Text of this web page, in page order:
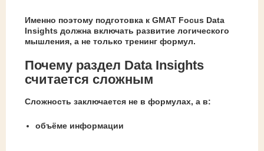
Именно поэтому подготовка к GMAT Focus Data
Insights должна включать развитие логического
мышления, а не только тренинг формул.
Почему раздел Data Insights
считается сложным
Сложность заключается не в формулах, а в:
объёме информации